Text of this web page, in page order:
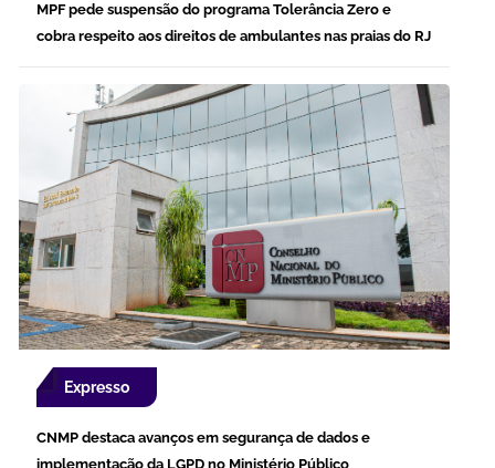
MPF pede suspensão do programa Tolerância Zero e
cobra respeito aos direitos de ambulantes nas praias do RJ
Expresso
CNMP destaca avanços em segurança de dados e
implementação da LGPD no Ministério Público